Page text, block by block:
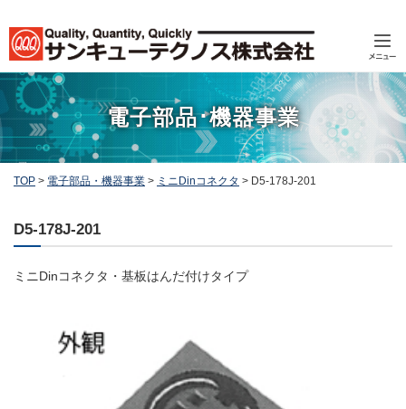
電子部品･機器事業
TOP > 電子部品・機器事業 > ミニDinコネクタ > D5-178J-201
D5-178J-201
ミニDinコネクタ・基板はんだ付けタイプ